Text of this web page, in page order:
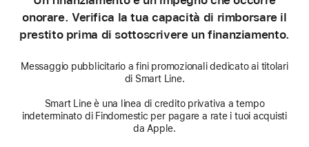
onorare. Verifica la tua capacità di rimborsare il
prestito prima di sottoscrivere un finanziamento.
Messaggio pubblicitario a fini promozionali dedicato ai titolari
di Smart Line.
Smart Line è una linea di credito privativa a tempo
indeterminato di Findomestic per pagare a rate i tuoi acquisti
da Apple.